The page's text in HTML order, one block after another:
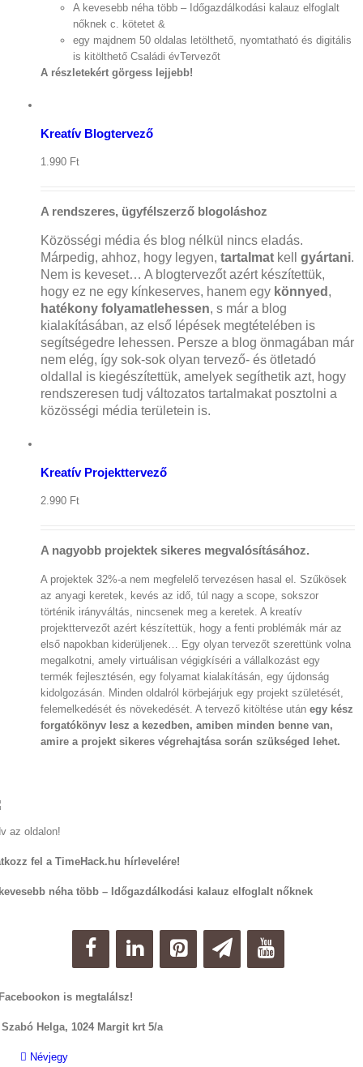
A kevesebb néha több – Időgazdálkodási kalauz elfoglalt
nőknek c. kötetet &
egy majdnem 50 oldalas letölthető, nyomtatható és digitális
is kitölthető Családi évTervezőt
A részletekért görgess lejjebb!
Kosár
Kreatív Blogtervező
1.990 Ft
A rendszeres, ügyfélszerző blogoláshoz
Közösségi média és blog nélkül nincs eladás.
Márpedig, ahhoz, hogy legyen, tartalmat kell gyártani.
Nem is keveset… A blogtervezőt azért készítettük,
hogy ez ne egy kínkeserves, hanem egy könnyed ,
hatékony folyamat lehessen, s már a blog
kialakításában, az első lépések megtételében is
segítségedre lehessen. Persze a blog önmagában már
nem elég, így sok-sok olyan tervező- és ötletadó
oldallal is kiegészítettük, amelyek segíthetik azt, hogy
rendszeresen tudj változatos tartalmakat posztolni a
közösségi média területein is.
Kosár
Kreatív Projekttervező
2.990 Ft
A nagyobb projektek sikeres megvalósításához.
A projektek 32%-a nem megfelelő tervezésen hasal el. Szűkösek
az anyagi keretek, kevés az idő, túl nagy a scope, sokszor
történik irányváltás, nincsenek meg a keretek. A kreatív
projekttervezőt azért készítettük, hogy a fenti problémák már az
első napokban kiderüljenek… Egy olyan tervezőt szerettünk volna
megalkotni, amely virtuálisan végigkíséri a vállalkozást egy
termék fejlesztésén, egy folyamat kialakításán, egy újdonság
kidolgozásán. Minden oldalról körbejárjuk egy projekt születését,
felemelkedését és növekedését. A tervező kitöltése után egy kész
forgatókönyv lesz a kezedben, amiben minden benne van,
amire a projekt sikeres végrehajtása során szükséged lehet.
az oldalon!
fel a TimeHack.hu hírlevelére!
néha több – Időgazdálkodási kalauz elfoglalt nőknek
is megtalálsz!
Helga, 1024 Margit krt 5/a
Névjegy